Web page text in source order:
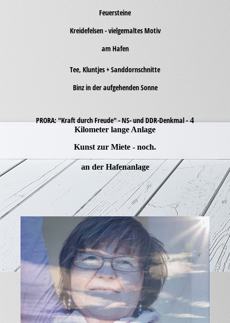
Feuersteine
Kreidefelsen - vielgemaltes Motiv
am Hafen
Tee, Kluntjes + Sanddornschnitte
Binz in der aufgehenden Sonne
PRORA: "Kraft durch Freude" - NS- und DDR-Denkmal -4
Kilometer lange Anlage
Kunst zur Miete - noch.
an der Hafenanlage